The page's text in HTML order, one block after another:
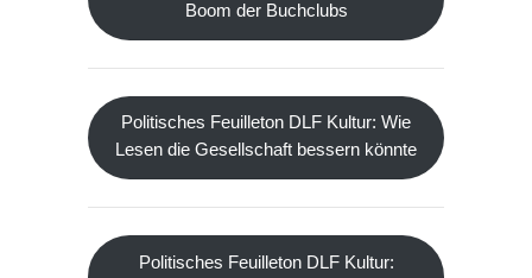
Boom der Buchclubs
Politisches Feuilleton DLF Kultur: Wie
Lesen die Gesellschaft bessern könnte
Politisches Feuilleton DLF Kultur: